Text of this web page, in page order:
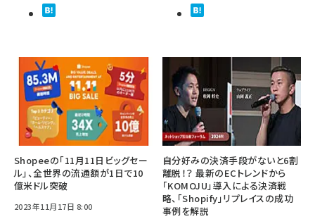
Shopeeの「11月11日ビッグセー
ル」、全世界の流通額が1日で10
億米ドル突破
2023年11月17日 8:00
自分好みの決済手段がないと6割
離脱！？ 最新のECトレンドから
「KOMOJU」導入による決済戦
略、「Shopify」リプレイスの成功
事例を解説